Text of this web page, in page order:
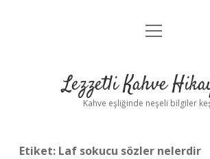
Anasayfa
Yasal Uyarı
menüyü
Lezzetli Kahve
Kahve eşliğinde neşeli bilgiler
Etiket: Laf sokucu sözler nelerdir